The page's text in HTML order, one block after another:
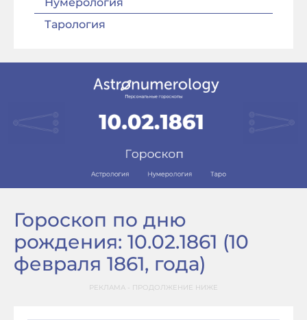
Тарология
Гороскоп по дню
рождения: 10.02.1861 (10
февраля 1861, года)
РЕКЛАМА - ПРОДОЛЖЕНИЕ НИЖЕ